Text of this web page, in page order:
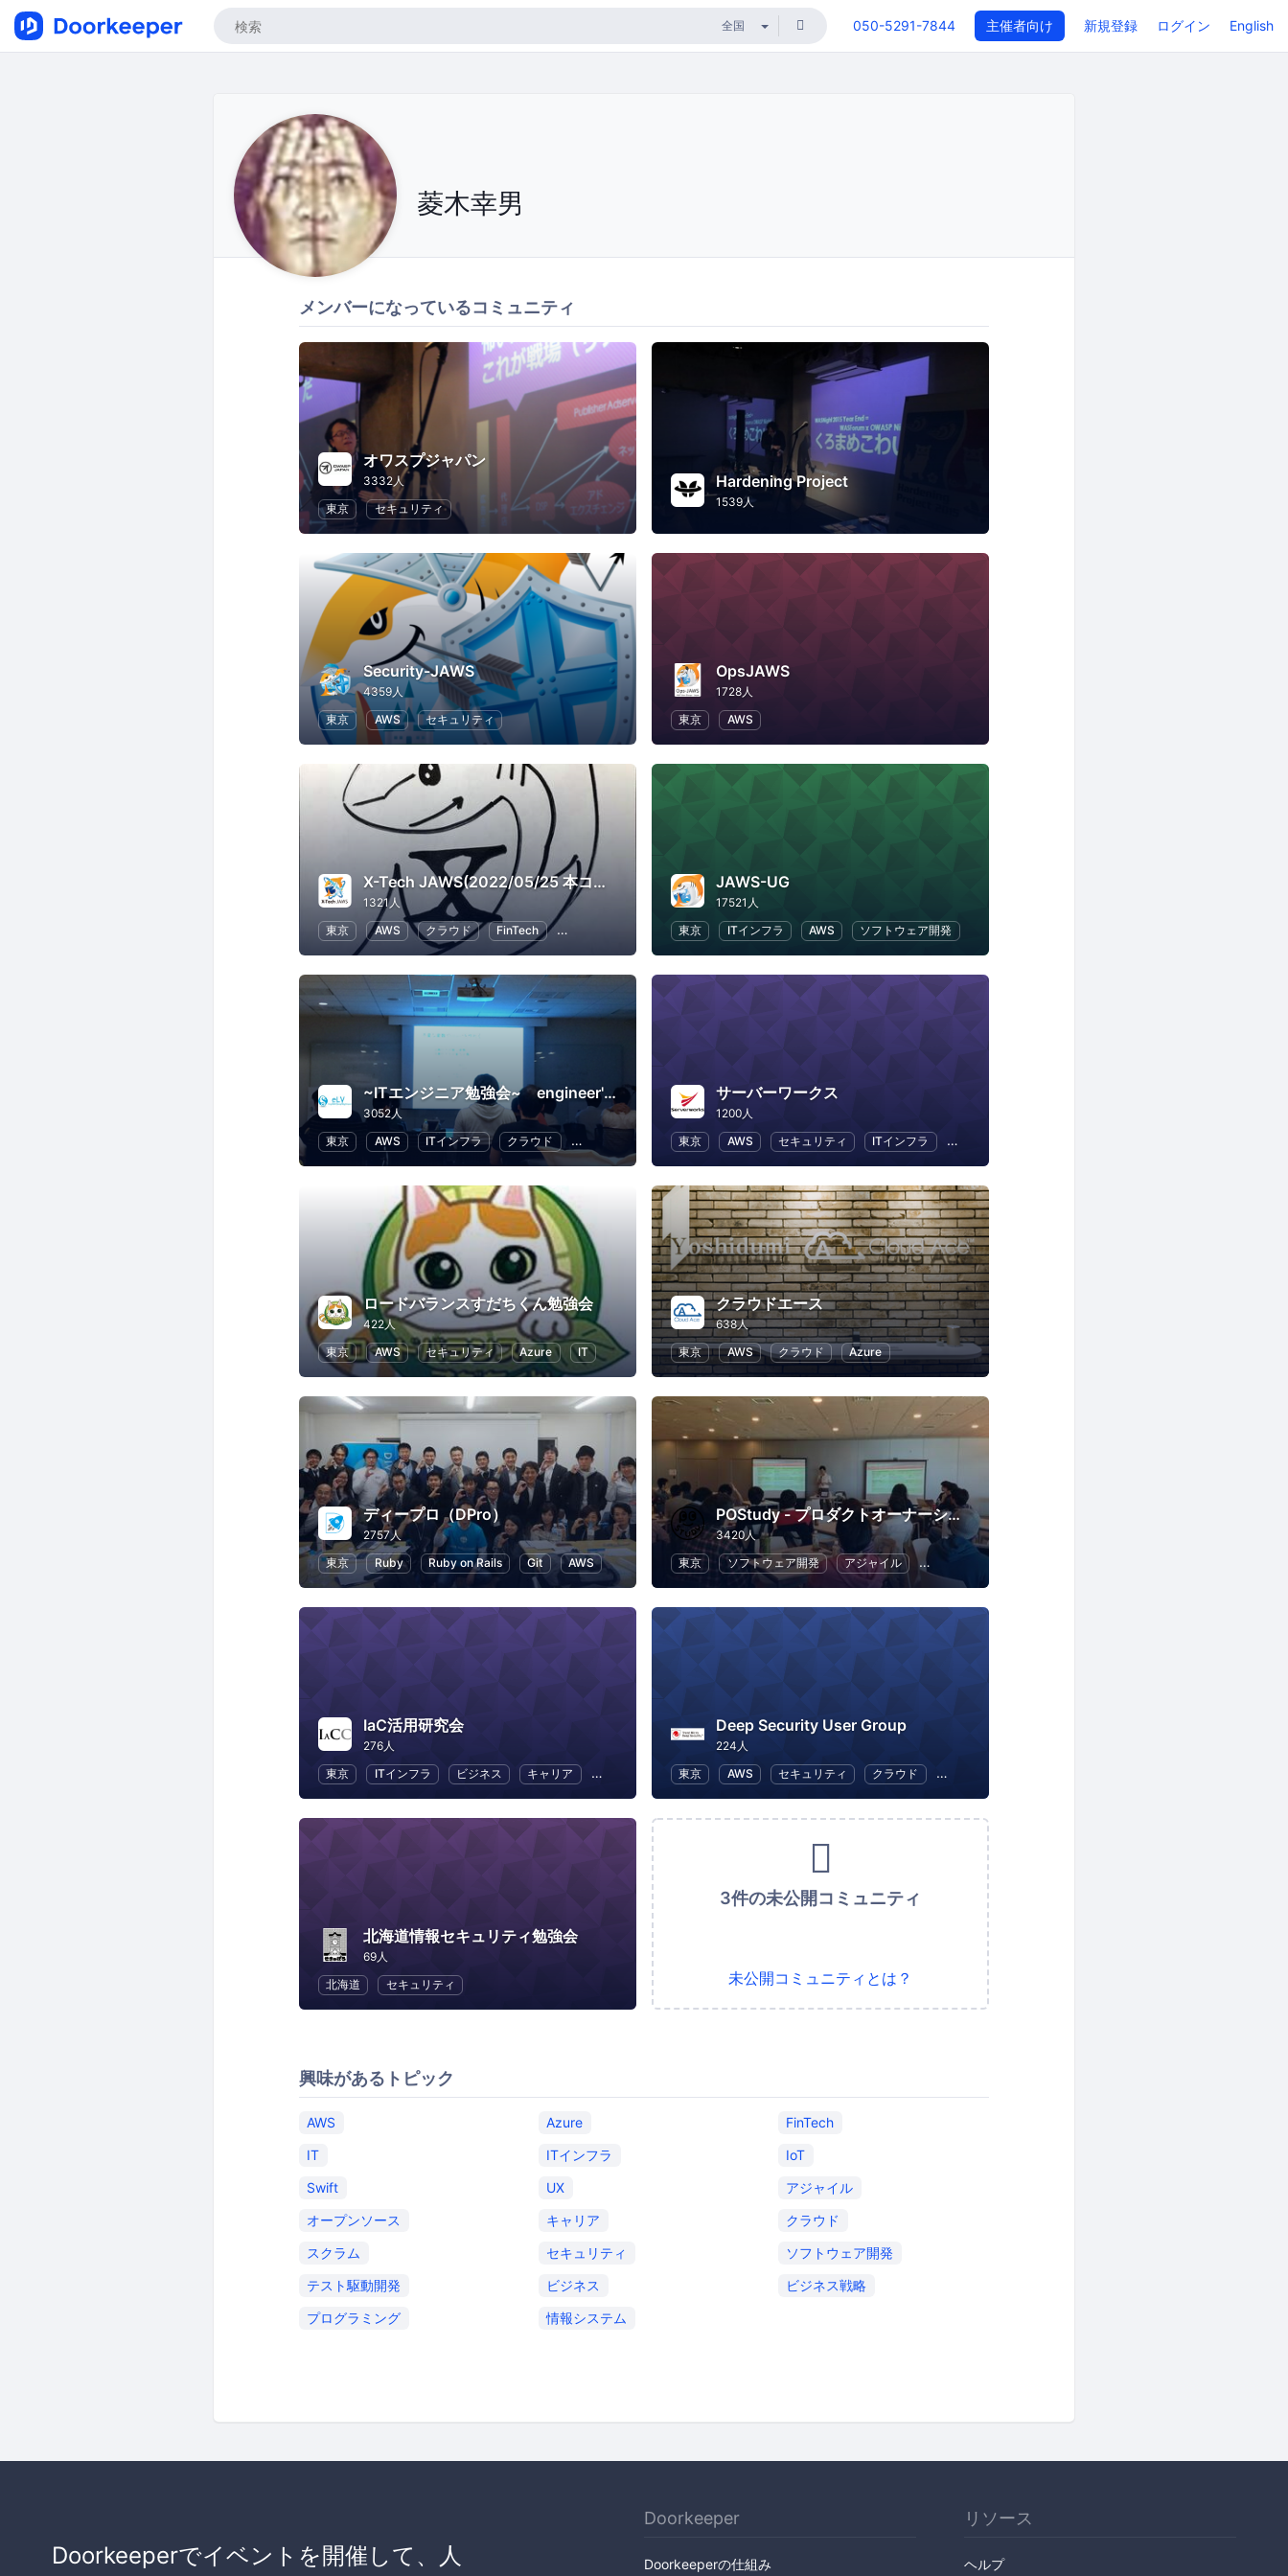
050-5291-7844 主催者向け 新規登録 ログイン English
菱木幸男
メンバーになっているコミュニティ
オワスプジャパン
3332人
東京
セキュリティ
Hardening Project
1539人
Security-JAWS
4359人
東京
AWS セキュリティ
OpsJAWS
1728人
東京
AWS
X-Tech JAWS(2022/05/25 本コミュニティはクローズしました。いままでご参加ありがとうございました。)
1321人
東京
AWS クラウド FinTech 情報システム ビジネス戦略
JAWS-UG
17521人
東京
ITインフラ AWS ソフトウェア開発
~ITエンジニア勉強会~ engineer's Learning･Vesper
3052人
東京
AWS ITインフラ クラウド Swift プログラミング
サーバーワークス
1200人
東京
AWS セキュリティ ITインフラ IoT
ロードバランスすだちくん勉強会
422人
東京
AWS セキュリティ Azure IT
クラウドエース
638人
東京
AWS クラウド Azure
ディープロ（DPro）
2757人
東京
Ruby Ruby on Rails Git AWS
POStudy - プロダクトオーナーシップ研究会 -
3420人
東京
ソフトウェア開発 アジャイル スクラム
IaC活用研究会
276人
東京
ITインフラ ビジネス キャリア テスト駆動開発 オープンソース
Deep Security User Group
224人
東京
AWS セキュリティ クラウド Azure
北海道情報セキュリティ勉強会
69人
北海道
セキュリティ
3件の未公開コミュニティ
未公開コミュニティとは？
興味があるトピック
AWS Azure
FinTech
IT
ITインフラ
IoT
Swift
UX
アジャイル
オープンソース
キャリア
クラウド
スクラム
セキュリティ
ソフトウェア開発
テスト駆動開発
ビジネス
ビジネス戦略
プログラミング
情報システム
Doorkeeperでイベントを開催して、人
Doorkeeper
Doorkeeperの仕組み
リソース
ヘルプ